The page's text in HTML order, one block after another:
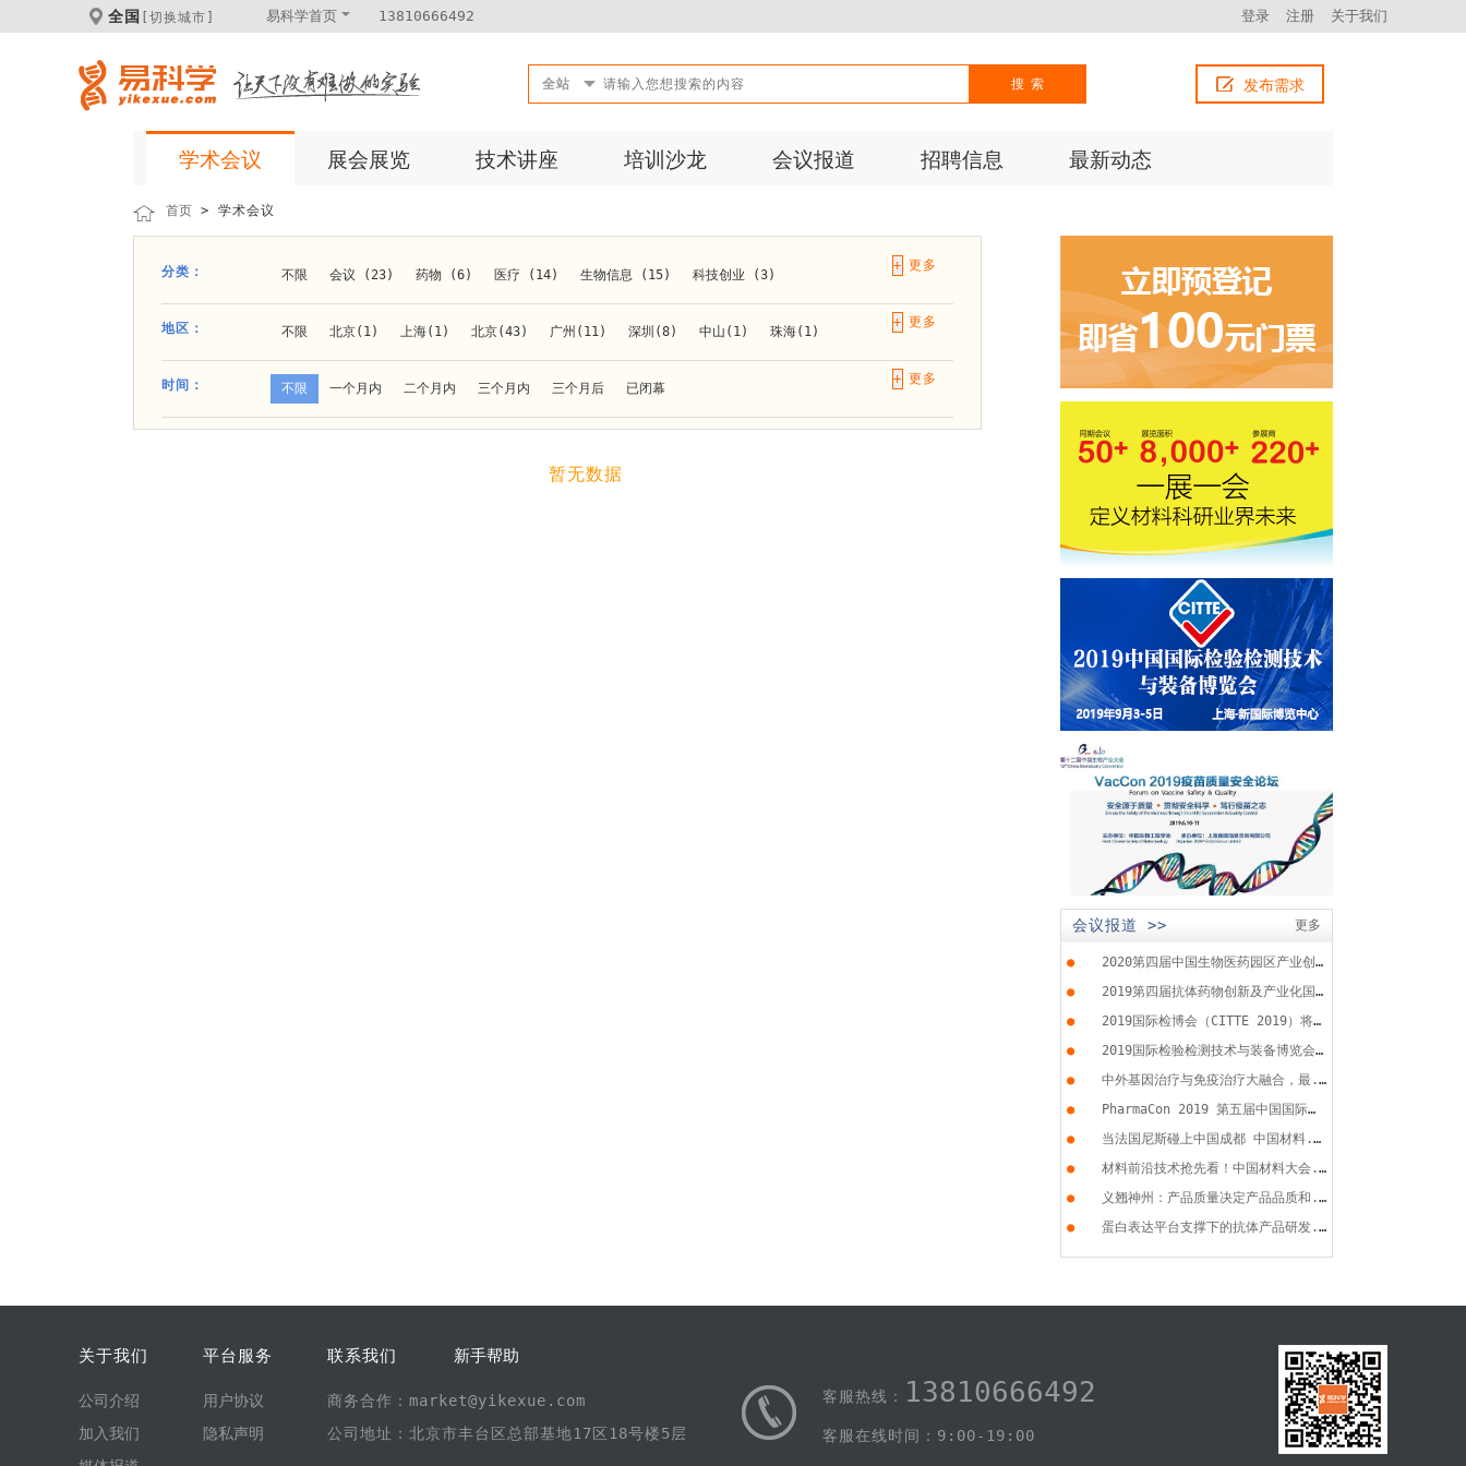
全国 [切换城市] 易科学首页 13810666492 登录 注册 关于我们
全站 搜索 发布需求
学术会议 展会展览 技术讲座 培训沙龙 会议报道 招聘信息 最新动态
首页 > 学术会议
分类： 不限 会议 (23) 药物 (6) 医疗 (14) 生物信息 (15) 科技创业 (3)
材料 (11) 材料化工 (1) 新材料 (1)
+
地区： 不限 北京(1) 上海(1) 北京(43) 广州(11) 深圳(8) 中山(1) 珠海(1)
贵阳(1)
+
时间： 不限 一个月内 二个月内 三个月内 三个月后 已闭幕
+
暂无数据
会议报道 >> 更多
●
2020第四届中国生物医药园区产业创...
●
2019第四届抗体药物创新及产业化国...
●
2019国际检博会（CITTE 2019）将于...
●
2019国际检验检测技术与装备博览会...
●
中外基因治疗与免疫治疗大融合，最...
●
PharmaCon 2019 第五届中国国际化...
●
当法国尼斯碰上中国成都 中国材料...
●
材料前沿技术抢先看！中国材料大会...
●
义翘神州：产品质量决定产品品质和...
●
蛋白表达平台支撑下的抗体产品研发...
关于我们
公司介绍
加入我们
平台服务
用户协议
隐私声明
联系我们 新手帮助
商务合作：market@yikexue.com
公司地址：北京市丰台区总部基地17区18号楼5层
客服热线： 13810666492
客服在线时间：9:00-19:00